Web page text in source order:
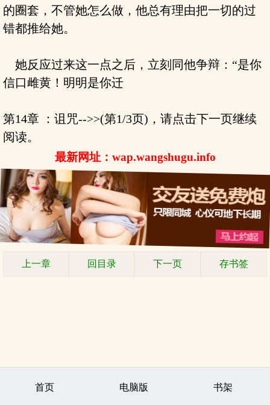
的圈套，不管她怎么做，他总有理由把一切的过
错都推给她。
她反应过来这一点之后，立刻同他争辩：“是你
信口雌黄！明明是你迁
第14章 ：诅咒-->>(第1/3页)，请点击下一页继续
阅读。
最新网址：wap.wangshugu.info
上一章 回目录 下一页 存书签
首页 电脑版 书架